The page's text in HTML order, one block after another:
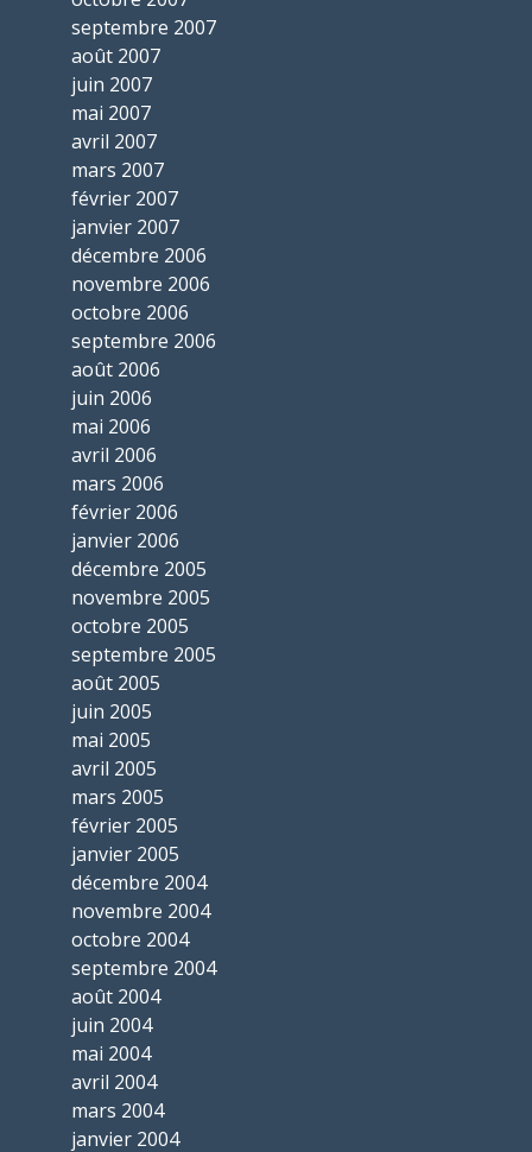
septembre 2007
août 2007
juin 2007
mai 2007
avril 2007
mars 2007
février 2007
janvier 2007
décembre 2006
novembre 2006
octobre 2006
septembre 2006
août 2006
juin 2006
mai 2006
avril 2006
mars 2006
février 2006
janvier 2006
décembre 2005
novembre 2005
octobre 2005
septembre 2005
août 2005
juin 2005
mai 2005
avril 2005
mars 2005
février 2005
janvier 2005
décembre 2004
novembre 2004
octobre 2004
septembre 2004
août 2004
juin 2004
mai 2004
avril 2004
mars 2004
janvier 2004